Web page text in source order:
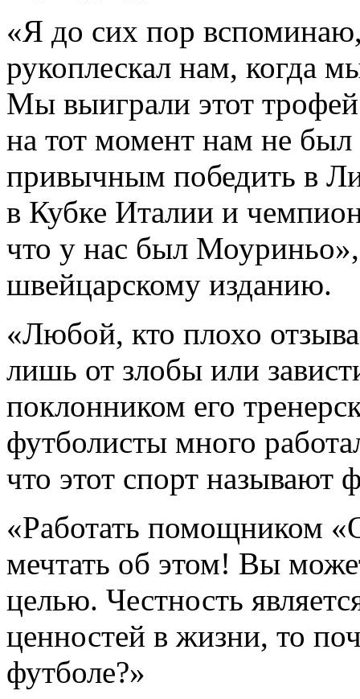
«Я до сих пор
рукоплескал нам, когда
Мы выиграли этот трофей
на тот момент нам не
привычным победить в
в Кубке Италии и
что у нас был
швейцарскому изданию.
«Любой, кто плохо
лишь от злобы или
поклонником его
футболисты много
что этот спорт называют
«Работать помощником
мечтать об этом! Вы
целью. Честность
ценностей в жизни, то
футболе?»